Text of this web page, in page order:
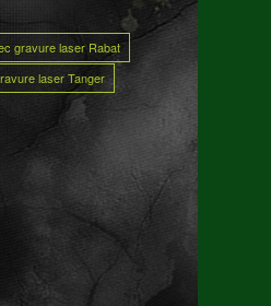
gravure laser Rabat
laser Tanger